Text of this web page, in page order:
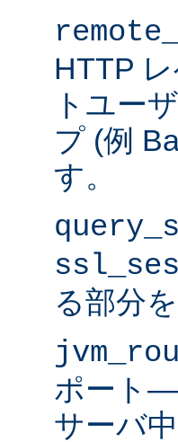
HTTP
トユー
プ (例
す。
る部分
ポート
サーバ